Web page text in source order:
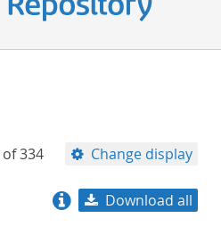
of334 Change display
Download all